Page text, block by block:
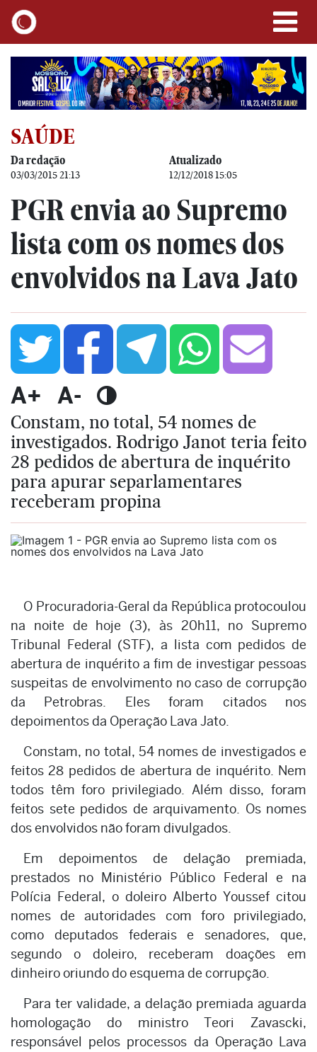
SAÚDE
Da redação
03/03/2015 21:13
Atualizado
12/12/2018 15:05
PGR envia ao Supremo
lista com os nomes dos
envolvidos na Lava Jato
A+ A-
Constam, no total, 54 nomes de
investigados. Rodrigo Janot teria feito
28 pedidos de abertura de inquérito
para apurar separlamentares
receberam propina
O Procuradoria-Geral da República protocoulou
na noite de hoje (3), às 20h11, no Supremo
Tribunal Federal (STF), a lista com pedidos de
abertura de inquérito a fim de investigar pessoas
suspeitas de envolvimento no caso de corrupção
da Petrobras. Eles foram citados nos
depoimentos da Operação Lava Jato.
Constam, no total, 54 nomes de investigados e
feitos 28 pedidos de abertura de inquérito. Nem
todos têm foro privilegiado. Além disso, foram
feitos sete pedidos de arquivamento. Os nomes
dos envolvidos não foram divulgados.
Em depoimentos de delação premiada,
prestados no Ministério Público Federal e na
Polícia Federal, o doleiro Alberto Youssef citou
nomes de autoridades com foro privilegiado,
como deputados federais e senadores, que,
segundo o doleiro, receberam doações em
dinheiro oriundo do esquema de corrupção.
Para ter validade, a delação premiada aguarda
homologação do ministro Teori Zavascki,
responsável pelos processos da Operação Lava